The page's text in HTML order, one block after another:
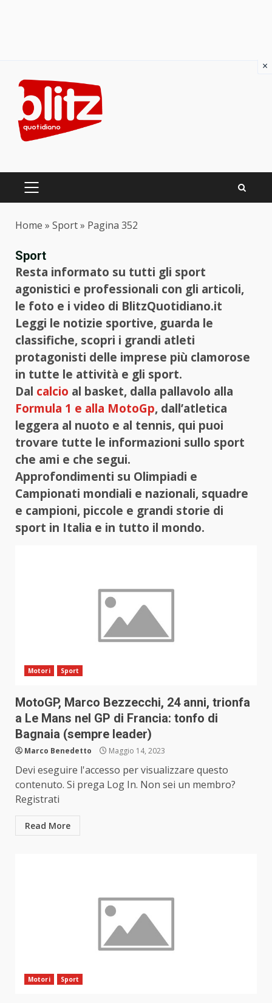
content
PRIMARY
Home » Sport» Pagina 352
Sport
Resta informato su tutti gli sport
agonistici e professionali con gli articoli,
le foto e i video di BlitzQuotidiano.it
Leggi le notizie sportive, guarda le
classifiche, scopri i grandi atleti
protagonisti delle imprese più clamorose
in tutte le attività e gli sport.
Dal calcio al basket, dalla pallavolo alla
Formula 1 e alla MotoGp, dall’atletica
leggera al nuoto e al tennis, qui puoi
trovare tutte le informazioni sullo sport
che ami e che segui.
Approfondimenti su Olimpiadi e
Campionati mondiali e nazionali, squadre
e campioni, piccole e grandi storie di
sport in Italia e in tutto il mondo.
Motori Sport
MotoGP, Marco Bezzecchi, 24 anni, trionfa
a Le Mans nel GP di Francia: tonfo di
Bagnaia (sempre leader)
Marco Benedetto Maggio 14, 2023
Devi eseguire l'accesso per visualizzare questo
contenuto. Si prega Log In. Non sei un membro?
Registrati
Read More
Motori Sport
×